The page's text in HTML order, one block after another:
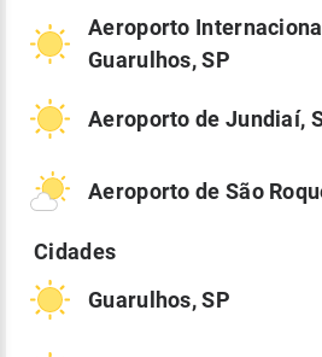
Aeroporto
Guarulhos, SP
Aeroporto de Jundiaí,
Aeroporto de São
Guarulhos, SP